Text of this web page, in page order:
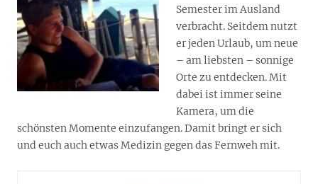
Semester im Ausland
verbracht. Seitdem nutzt
er jeden Urlaub, um neue
– am liebsten – sonnige
Orte zu entdecken. Mit
dabei ist immer seine
Kamera, um die
schönsten Momente einzufangen. Damit bringt er sich
und euch auch etwas Medizin gegen das Fernweh mit.